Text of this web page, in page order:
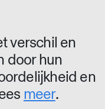
verschil en
door hun
en
meer.